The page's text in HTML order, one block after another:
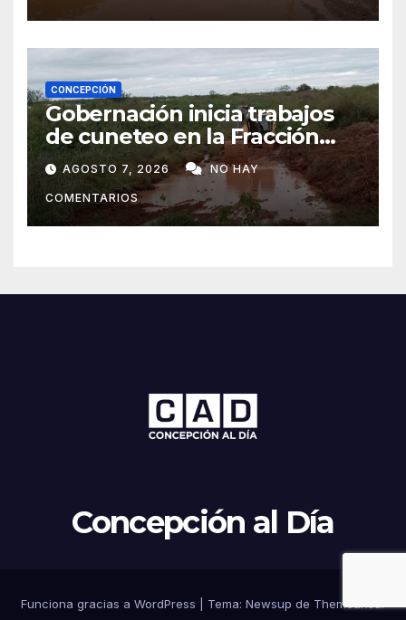
CONCEPCIÓN
Gobernación inicia trabajos
de cuneteo en la Fracción
José Félix
AGOSTO 7, 2026 NO HAY
COMENTARIOS
Concepción al Día
Funciona gracias a WordPress Tema: Newsup de Themeansar